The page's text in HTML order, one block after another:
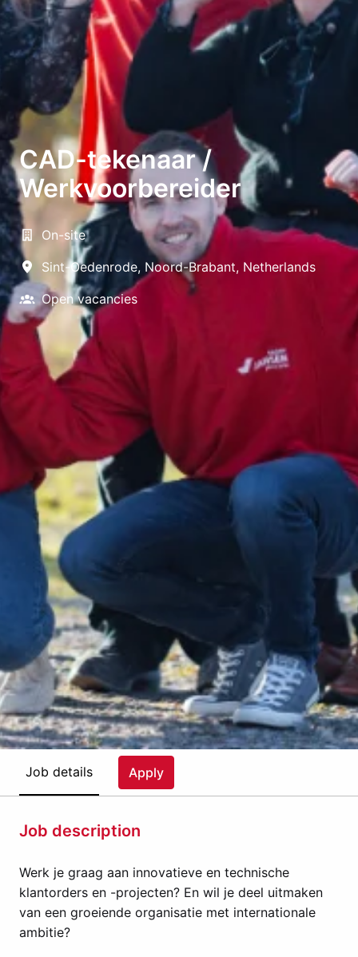
CAD-tekenaar /
Werkvoorbereider
On-site
Sint-Oedenrode, Noord-Brabant, Netherlands
Open vacancies
Job details Apply
Job description
Werk je graag aan innovatieve en technische
klantorders en -projecten? En wil je deel uitmaken
van een groeiende organisatie met internationale
ambitie?